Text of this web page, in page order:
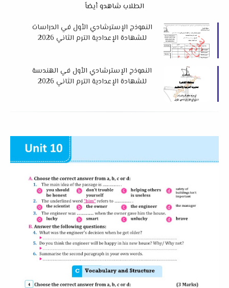
الطلاب شاهدو أيضاً
النموذج الإسترشادي الأول في الدراسات
للشهادة الإعدادية الترم الثاني 2026
النموذج الإسترشادي الأول في الهندسة
للشهادة الإعدادية الترم الثاني 2026